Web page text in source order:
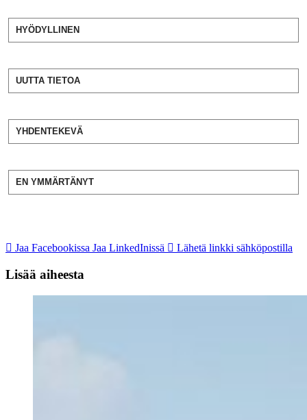
HYÖDYLLINEN
UUTTA TIETOA
YHDENTEKEVÄ
EN YMMÄRTÄNYT
Jaa Facebookissa Jaa LinkedInissä Lähetä linkki sähköpostilla
Lisää aiheesta